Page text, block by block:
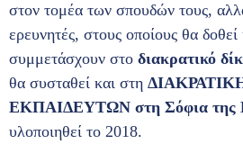
στον τομέα των σπουδών τους,
ερευνητές, στους οποίους θα δοθεί
συμμετάσχουν στο διακρατικό
θα συσταθεί και στη
ΕΚΠΑΙΔΕΥΤΩΝ στη Σόφια της
υλοποιηθεί το 2018.